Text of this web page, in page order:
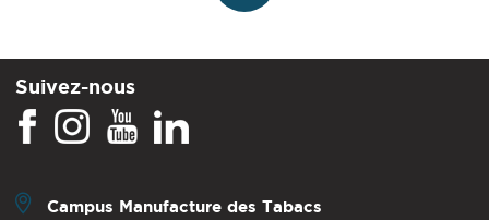
Suivez-nous
Campus Manufacture des Tabacs